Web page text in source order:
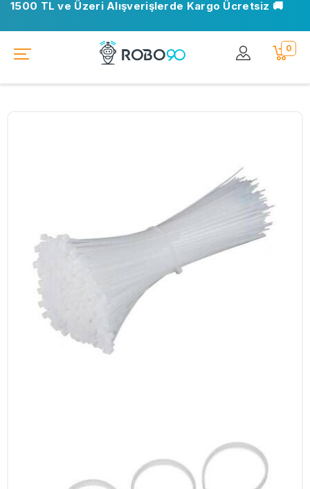
1500 TL ve Üzeri Alışverişlerde Kargo Ücretsiz 🚚
0